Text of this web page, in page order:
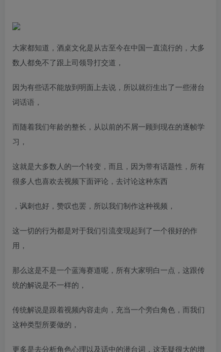
大家都知道，酒桌文化是从古至今在中国一直流行的，大多
数人都免不了跟上司领导打交道，
因为有些话不能放到明面上去说，所以就衍生出了一些潜台
词话语，
而随着我们年龄的整长，从以前的不屑一顾到现在的逐帧学
习，
这就是大多数人的一个转变，而且，因为带有话题性，所有
很多人也喜欢去视频下面评论，去讨论这种东西
，讽刺也好，赞叹也罢，所以我们制作这种视频，
这一切的行为都是对于我们引流变现起到了一个很好的作
用，
那么这是不是一个蓝海赛道呢，所有大家明白一点，这跟传
统的解说是不一样的，
传统解说是跟着视频内容走向，充当一个旁白角色，而我们
这种类型所要做的，
更多是去分析角色心理以及话中的潜台词，这无疑很大的增